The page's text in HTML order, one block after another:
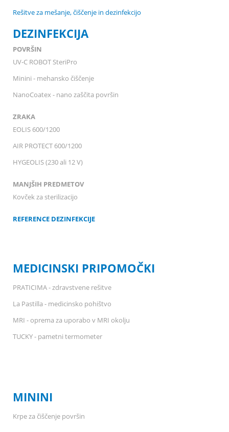
Rešitve za mešanje, čiščenje in dezinfekcijo
DEZINFEKCIJA
POVRŠIN
UV-C ROBOT SteriPro
Minini - mehansko čiščenje
NanoCoatex - nano zaščita površin
ZRAKA
EOLIS 600/1200
AIR PROTECT 600/1200
HYGEOLIS (230 ali 12 V)
MANJŠIH PREDMETOV
Kovček za sterilizacijo
REFERENCE DEZINFEKCIJE
MEDICINSKI PRIPOMOČKI
PRATICIMA - zdravstvene rešitve
La Pastilla - medicinsko pohištvo
MRI - oprema za uporabo v MRI okolju
TUCKY - pametni termometer
MININI
Krpe za čiščenje površin